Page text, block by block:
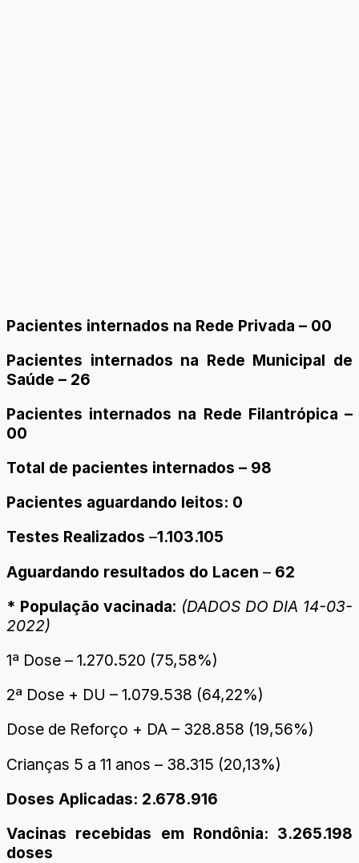
Pacientes internados na Rede Privada – 00
Pacientes internados na Rede Municipal de
Saúde – 26
Pacientes internados na Rede Filantrópica –
00
Total de pacientes internados – 98
Pacientes aguardando leitos: 0
Testes Realizados –1.103.105
Aguardando resultados do Lacen – 62
* População vacinada: (DADOS DO DIA 14-03-
2022)
1ª Dose – 1.270.520 (75,58%)
2ª Dose + DU – 1.079.538 (64,22%)
Dose de Reforço + DA – 328.858 (19,56%)
Crianças 5 a 11 anos – 38.315 (20,13%)
Doses Aplicadas: 2.678.916
Vacinas recebidas em Rondônia: 3.265.198
doses